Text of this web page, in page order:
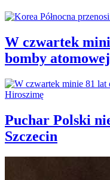
W czwartek
bomby
Puchar Polski
Szczecin